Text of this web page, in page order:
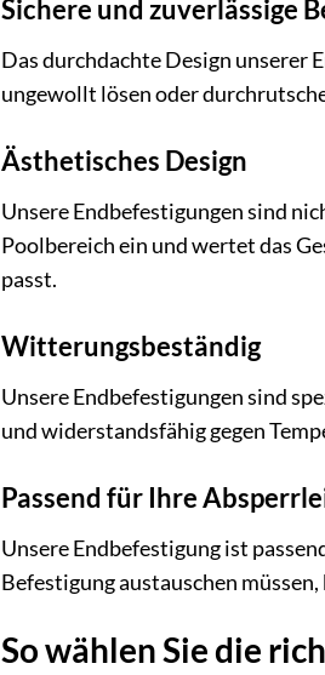
Sichere und zuverlässige
Das durchdachte Design unserer
ungewollt lösen oder
Ästhetisches Design
Unsere Endbefestigungen sind
Poolbereich ein und wertet das
passt.
Witterungsbeständig
Unsere Endbefestigungen sind
und widerstandsfähig gegen
Passend für Ihre
Unsere Endbefestigung ist
Befestigung austauschen
So wählen Sie die